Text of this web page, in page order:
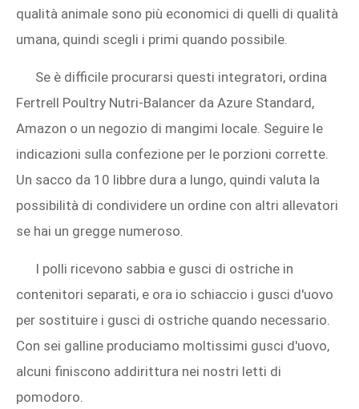
qualità animale sono più economici di quelli di qualità
umana, quindi scegli i primi quando possibile.
Se è difficile procurarsi questi integratori, ordina
Fertrell Poultry Nutri‑Balancer da Azure Standard,
Amazon o un negozio di mangimi locale. Seguire le
indicazioni sulla confezione per le porzioni corrette.
Un sacco da 10 libbre dura a lungo, quindi valuta la
possibilità di condividere un ordine con altri allevatori
se hai un gregge numeroso.
I polli ricevono sabbia e gusci di ostriche in
contenitori separati, e ora io schiaccio i gusci d'uovo
per sostituire i gusci di ostriche quando necessario.
Con sei galline produciamo moltissimi gusci d'uovo,
alcuni finiscono addirittura nei nostri letti di
pomodoro.